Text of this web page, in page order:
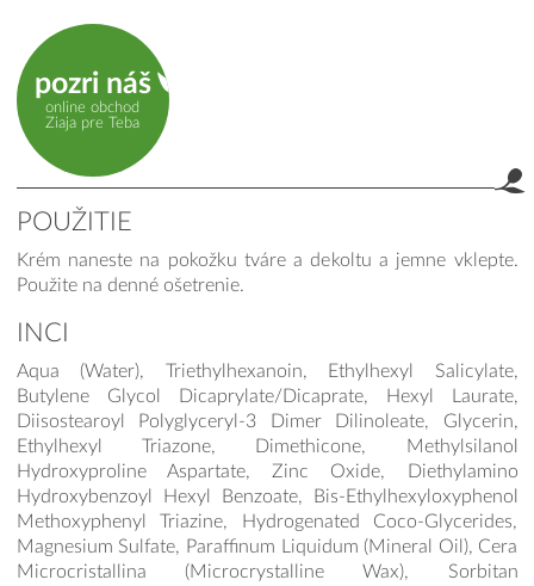
pozri náš
online obchod
Ziaja pre Teba
POUŽITIE
Krém naneste na pokožku tváre a dekoltu a jemne vklepte.
Použite na denné ošetrenie.
INCI
Aqua (Water), Triethylhexanoin, Ethylhexyl Salicylate,
Butylene Glycol Dicaprylate/Dicaprate, Hexyl Laurate,
Diisostearoyl Polyglyceryl-3 Dimer Dilinoleate, Glycerin,
Ethylhexyl Triazone, Dimethicone, Methylsilanol
Hydroxyproline Aspartate, Zinc Oxide, Diethylamino
Hydroxybenzoyl Hexyl Benzoate, Bis-Ethylhexyloxyphenol
Methoxyphenyl Triazine, Hydrogenated Coco-Glycerides,
Magnesium Sulfate, Paraffinum Liquidum (Mineral Oil), Cera
Microcristallina (Microcrystalline Wax), Sorbitan